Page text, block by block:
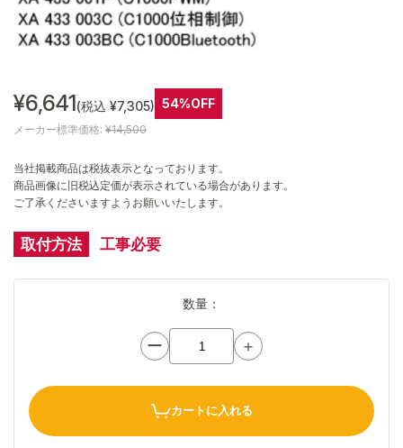
¥6,641(税込 ¥7,305) 54%OFF
メーカー標準価格: ¥14,500
当社掲載商品は税抜表示となっております。
商品画像に旧税込定価が表示されている場合があります。
ご了承くださいますようお願いいたします。
取付方法 工事必要
数量：
ー ＋
カートに入れる